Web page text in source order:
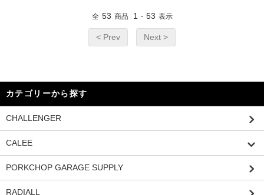
全 53 商品 1 - 53 表示
< Prev Next >
カテゴリーから探す
CHALLENGER
CALEE
PORKCHOP GARAGE SUPPLY
RADIALL